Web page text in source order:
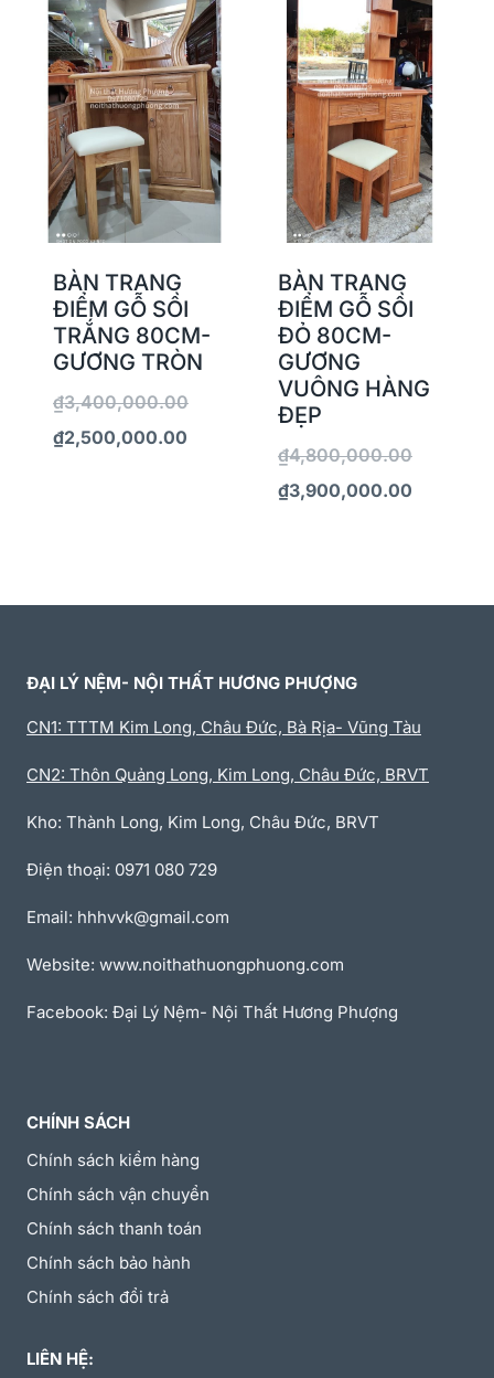
BÀN TRANG
ĐIỂM GỖ SỒI
TRẮNG 80CM-
GƯƠNG TRÒN
₫3,400,000.00
₫2,500,000.00
BÀN TRANG
ĐIỂM GỖ SỒI
ĐỎ 80CM-
GƯƠNG
VUÔNG HÀNG
ĐẸP
₫4,800,000.00
₫3,900,000.00
ĐẠI LÝ NỆM- NỘI THẤT HƯƠNG PHƯỢNG
CN1: TTTM Kim Long, Châu Đức, Bà Rịa- Vũng Tàu
CN2: Thôn Quảng Long, Kim Long, Châu Đức, BRVT
Kho: Thành Long, Kim Long, Châu Đức, BRVT
Điện thoại: 0971 080 729
Email: hhhvvk@gmail.com
Website: www.noithathuongphuong.com
Facebook: Đại Lý Nệm- Nội Thất Hương Phượng
CHÍNH SÁCH
Chính sách kiểm hàng
Chính sách vận chuyển
Chính sách thanh toán
Chính sách bảo hành
Chính sách đổi trả
LIÊN HỆ: